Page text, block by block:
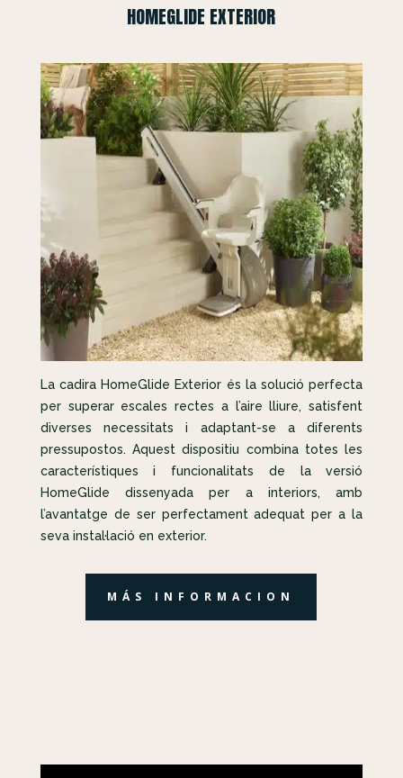
HOMEGLIDE EXTERIOR
La cadira HomeGlide Exterior és la solució perfecta
per superar escales rectes a l’aire lliure, satisfent
diverses necessitats i adaptant-se a diferents
pressupostos. Aquest dispositiu combina totes les
característiques i funcionalitats de la versió
HomeGlide dissenyada per a interiors, amb
l’avantatge de ser perfectament adequat per a la
seva instal·lació en exterior.
MÁS INFORMACION